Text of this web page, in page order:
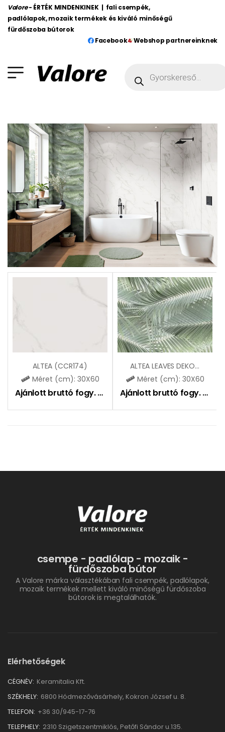
Valore - ÉRTÉK MINDENKINEK | fali csempék,
padlólapok, mozaik termékek és kiváló minőségű
fürdőszoba bútorok
Facebook
Webshop partnereinknek
ALTEA (CCR174)
Méret (cm): 30X60
Ajánlott bruttó fogy. ár: 9590Ft
ALTEA LEAVES DEKOR (CCR211)
Méret (cm): 30X60
Ajánlott bruttó fogy. ár:
csempe - padlólap - mozaik -
fürdőszoba bútor
A Valore márka választékában fali csempék, padlólapok,
mozaik termékek mellett kiváló minőségű fürdőszoba
bútorok is megtalálhatók.
Elérhetőségek
CÉGNÉV: Keramitalia Kft.
SZÉKHELY: 6800 Hódmezővásárhely, Kokron József u. 8.
TELEFON: +36 30/945-17-76
TELEPHELY: 2310 Szigetszentmiklós, Petőfi Sándor u.135.